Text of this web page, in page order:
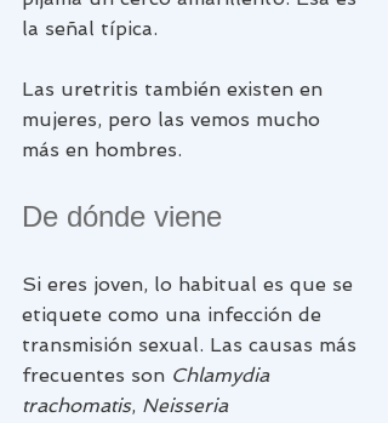
la señal típica.
Las uretritis también existen en
mujeres, pero las vemos mucho
más en hombres.
De dónde viene
Si eres joven, lo habitual es que se
etiquete como una infección de
transmisión sexual. Las causas más
frecuentes son Chlamydia
trachomatis, Neisseria